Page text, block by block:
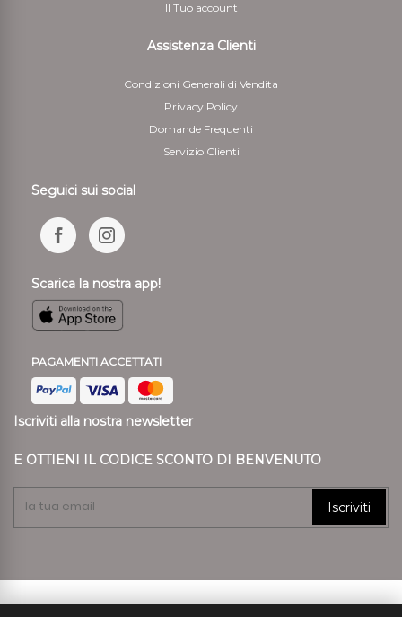
Il Tuo account
Assistenza Clienti
Condizioni Generali di Vendita
Privacy Policy
Domande Frequenti
Servizio Clienti
Seguici sui social
Scarica la nostra app!
PAGAMENTI ACCETTATI
Iscriviti alla nostra newsletter
E OTTIENI IL CODICE SCONTO DI BENVENUTO
Iscriviti
© 2024 Ronca Style P.I. 01807890239 REA VR 197557